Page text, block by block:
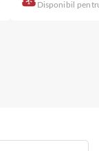
Disponibil